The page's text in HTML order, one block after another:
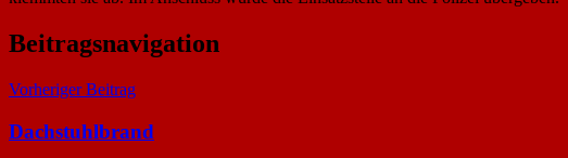
Beitragsnavigation
Vorheriger Beitrag
Dachstuhlbrand